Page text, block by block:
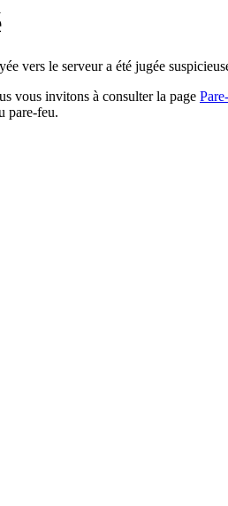
vers le serveur a été jugée
vous invitons à consulter la page
pare-feu.